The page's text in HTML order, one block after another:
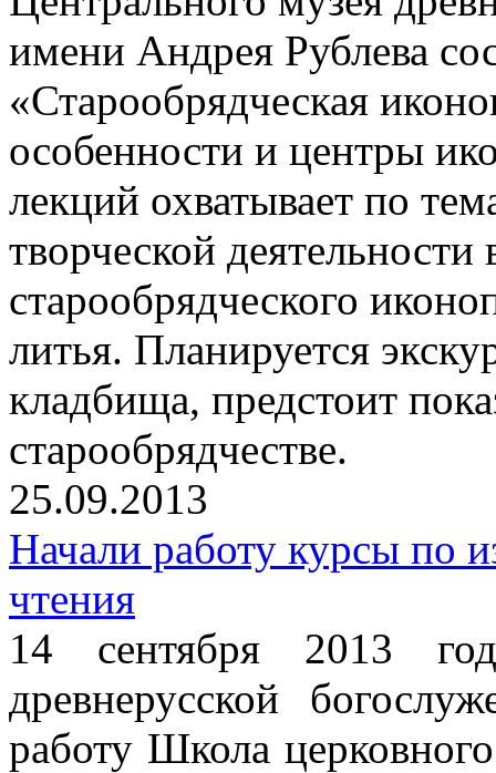
имени Андрея Рублева
«Старообрядческая
особенности и центры
лекций охватывает по
творческой
старообрядческого
литья. Планируется
кладбища, предстоит
старообрядчестве.
25.09.2013
Начали работу курсы по
чтения
14 сентября 2013
древнерусской
работу Школа